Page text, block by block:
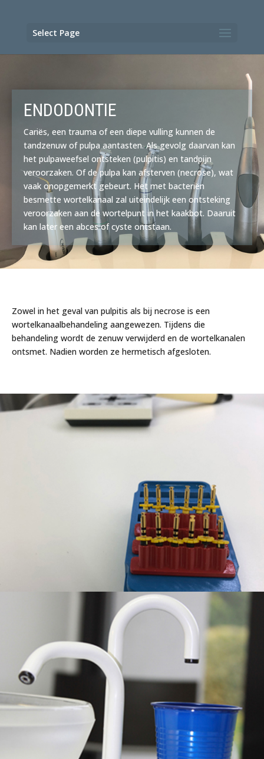
Select Page
ENDODONTIE
Cariës, een trauma of een diepe vulling kunnen de
tandzenuw of pulpa aantasten. Als gevolg daarvan kan
het pulpaweefsel ontsteken (pulpitis) en tandpijn
veroorzaken. Of de pulpa kan afsterven (necrose), wat
vaak onopgemerkt gebeurt. Het met bacteriën
besmette wortelkanaal zal uiteindelijk een ontsteking
veroorzaken aan de wortelpunt in het kaakbot. Daaruit
kan later een abces of cyste ontstaan.
Zowel in het geval van pulpitis als bij necrose is een
wortelkanaalbehandeling aangewezen. Tijdens die
behandeling wordt de zenuw verwijderd en de wortelkanalen
ontsmet. Nadien worden ze hermetisch afgesloten.